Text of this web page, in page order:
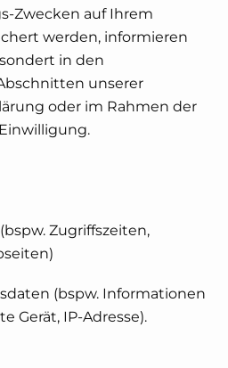
Zwecken auf Ihrem
werden, informieren
in den
unserer
oder im Rahmen der
Zugriffszeiten,
(bspw. Informationen
Gerät, IP-Adresse).